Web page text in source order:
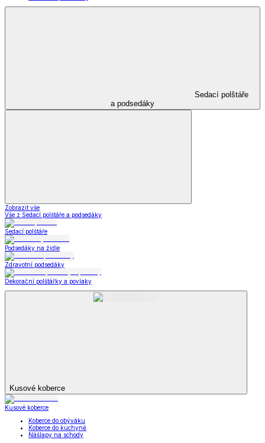
Sedací polštáře
a podsedáky
Zobrazit vše
Vše z Sedací polštáře a podsedáky
Sedací polštáře
Podsedáky na židle
Zdravotní podsedáky
Dekorační polštářky a povlaky
Kusové koberce
Kusové koberce
Koberce do obýváku
Koberce do kuchyně
Nášlapy na schody